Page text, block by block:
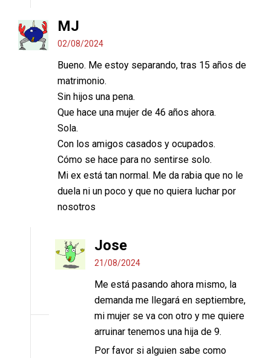
MJ
02/08/2024
Bueno. Me estoy separando, tras 15 años de
matrimonio.
Sin hijos una pena.
Que hace una mujer de 46 años ahora.
Sola.
Con los amigos casados y ocupados.
Cómo se hace para no sentirse solo.
Mi ex está tan normal. Me da rabia que no le
duela ni un poco y que no quiera luchar por
nosotros
Jose
21/08/2024
Me está pasando ahora mismo, la
demanda me llegará en septiembre,
mi mujer se va con otro y me quiere
arruinar tenemos una hija de 9.
Por favor si alguien sabe como